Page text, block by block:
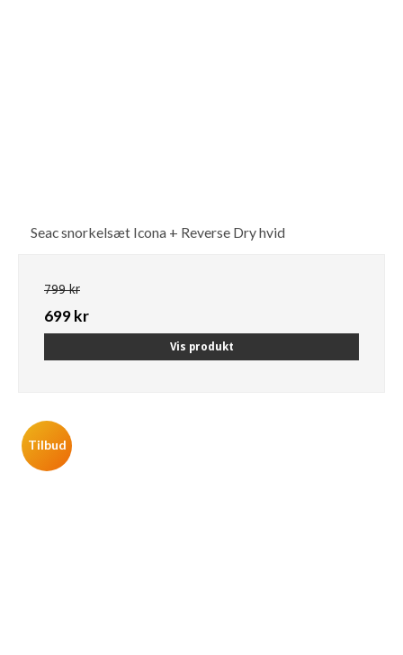
Seac snorkelsæt Icona + Reverse Dry hvid
799 kr
699 kr
Vis produkt
Tilbud